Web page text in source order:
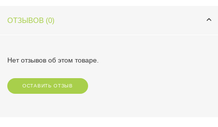
ОТЗЫВОВ (0)
Нет отзывов об этом товаре.
ОСТАВИТЬ ОТЗЫВ